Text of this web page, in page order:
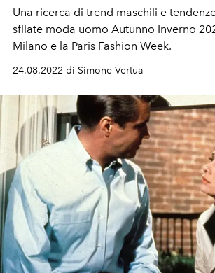
Una ricerca di trend maschili e
sfilate moda uomo Autunno Inverno
Milano e la Paris Fashion Week.
24.08.2022 di Simone Vertua